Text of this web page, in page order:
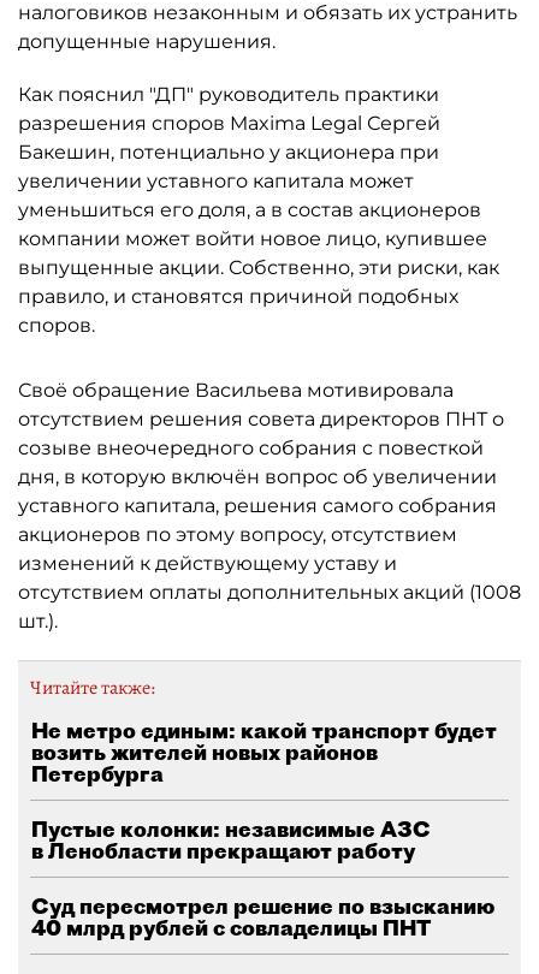
налоговиков незаконным и обязать их устранить
допущенные нарушения.
Как пояснил "ДП" руководитель практики
разрешения споров Maxima Legal Сергей
Бакешин, потенциально у акционера при
увеличении уставного капитала может
уменьшиться его доля, а в состав акционеров
компании может войти новое лицо, купившее
выпущенные акции. Собственно, эти риски, как
правило, и становятся причиной подобных
споров.
Своё обращение Васильева мотивировала
отсутствием решения совета директоров ПНТ о
созыве внеочередного собрания с повесткой
дня, в которую включён вопрос об увеличении
уставного капитала, решения самого собрания
акционеров по этому вопросу, отсутствием
изменений к действующему уставу и
отсутствием оплаты дополнительных акций (1008
шт.).
Читайте также:
Не метро единым: какой транспорт будет
возить жителей новых районов
Петербурга
Пустые колонки: независимые АЗС
в Ленобласти прекращают работу
Суд пересмотрел решение по взысканию
40 млрд рублей с совладелицы ПНТ